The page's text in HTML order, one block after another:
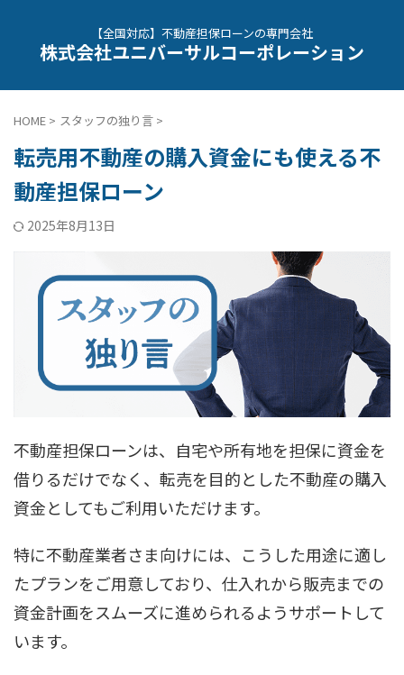
【全国対応】不動産担保ローンの専門会社
株式会社ユニバーサルコーポレーション
HOME > スタッフの独り言 >
転売用不動産の購入資金にも使える不
動産担保ローン
2025年8月13日
不動産担保ローンは、自宅や所有地を担保に資金を
借りるだけでなく、転売を目的とした不動産の購入
資金としてもご利用いただけます。
特に不動産業者さま向けには、こうした用途に適し
たプランをご用意しており、仕入れから販売までの
資金計画をスムーズに進められるようサポートして
います。